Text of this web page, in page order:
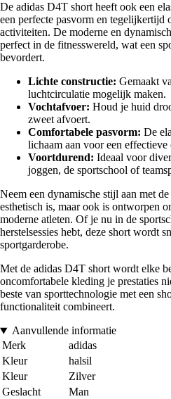
De adidas D4T short heeft ook een
een perfecte pasvorm en tegelijkertijd
activiteiten. De moderne en
perfect in de fitnesswereld, wat een
bevordert.
Lichte constructie: Gemaakt
luchtcirculatie mogelijk maken.
Vochtafvoer: Houd je huid
zweet afvoert.
Comfortabele pasvorm: De
lichaam aan voor een effectieve
Voortdurend: Ideaal voor
joggen, de sportschool of
Neem een dynamische stijl aan met
esthetisch is, maar ook is ontworpen
moderne atleten. Of je nu in de
herstelsessies hebt, deze short wordt
sportgarderobe.
Met de adidas D4T short wordt elke
oncomfortabele kleding je prestaties
beste van sporttechnologie met een
functionaliteit combineert.
Aanvullende informatie
Merk
adidas
Kleur
halsil
Kleur
Zilver
Geslacht
Man